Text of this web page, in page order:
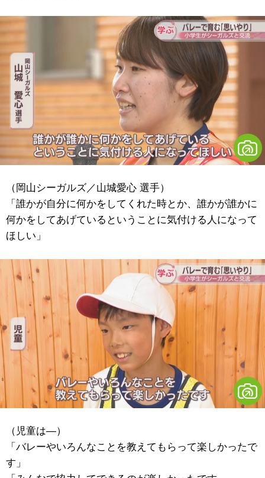
（岡山シーガルズ／山城愛心 選手）
「誰かが自分に何かをしてくれた時とか、誰かが誰かに
何かをしてあげているということに気付ける人になって
ほしい」
（児童は―）
「バレーやいろんなことを教えてもらって楽しかったで
す」